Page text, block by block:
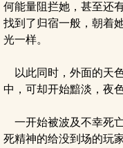
何能量阻拦她，甚至还
找到了归宿一般，朝着
光一样。
以此同时，外面的天
中，可却开始黯淡，夜
一开始被波及不幸死
死精神的给没到场的玩